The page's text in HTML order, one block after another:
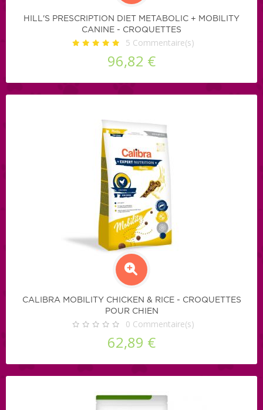
HILL'S PRESCRIPTION DIET METABOLIC + MOBILITY
CANINE - CROQUETTES
5 Commentaire(s)
96,82 €
CALIBRA MOBILITY CHICKEN & RICE - CROQUETTES
POUR CHIEN
0 Commentaire(s)
62,89 €